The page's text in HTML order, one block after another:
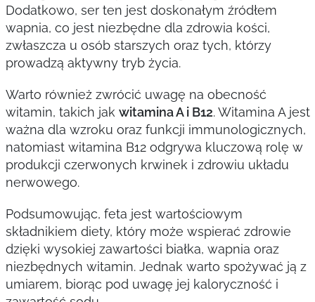
Dodatkowo, ser ten jest doskonałym źródłem
wapnia, co jest niezbędne dla zdrowia kości,
zwłaszcza u osób starszych oraz tych, którzy
prowadzą aktywny tryb życia.
Warto również zwrócić uwagę na obecność
witamin, takich jak witamina A i B12. Witamina A jest
ważna dla wzroku oraz funkcji immunologicznych,
natomiast witamina B12 odgrywa kluczową rolę w
produkcji czerwonych krwinek i zdrowiu układu
nerwowego.
Podsumowując, feta jest wartościowym
składnikiem diety, który może wspierać zdrowie
dzięki wysokiej zawartości białka, wapnia oraz
niezbędnych witamin. Jednak warto spożywać ją z
umiarem, biorąc pod uwagę jej kaloryczność i